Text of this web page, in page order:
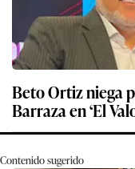
Beto Ortiz niega
Barraza en ‘El
Contenido sugerido